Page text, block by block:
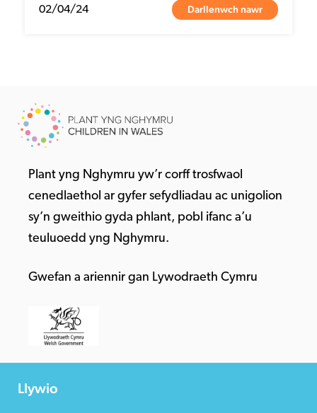
02/04/24 Darllenwch nawr
Plant yng Nghymru yw’r corff trosfwaol
cenedlaethol ar gyfer sefydliadau ac unigolion
sy’n gweithio gyda phlant, pobl ifanc a’u
teuluoedd yng Nghymru.
Gwefan a ariennir gan Lywodraeth Cymru
Llywio